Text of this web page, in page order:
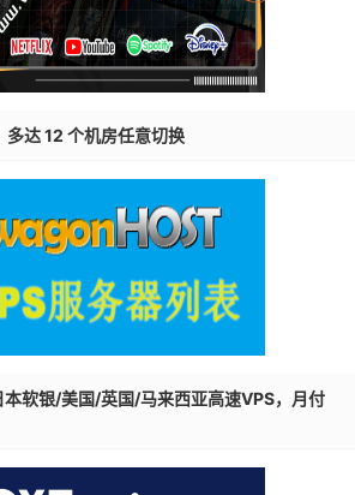
达 12 个机房任意切换
软银/美国/英国/马来西亚高速VPS，月付